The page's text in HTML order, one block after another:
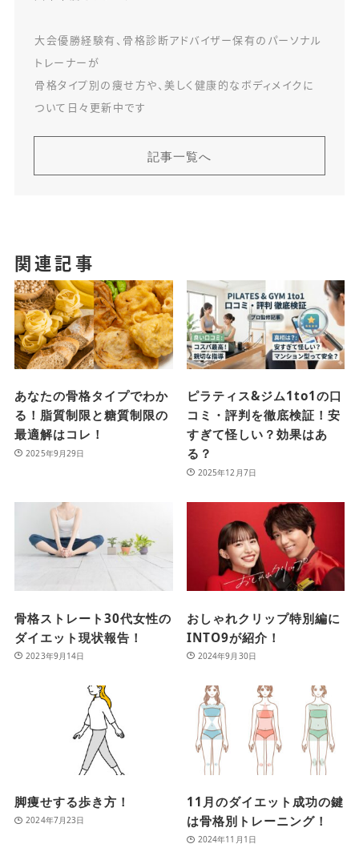
大会優勝経験有、骨格診断アドバイザー保有のパーソナル
トレーナーが
骨格タイプ別の痩せ方や、美しく健康的なボディメイクに
ついて日々更新中です
記事一覧へ
関連記事
あなたの骨格タイプでわか
る！脂質制限と糖質制限の
最適解はコレ！
2025年9月29日
ピラティス&ジム1to1の口
コミ・評判を徹底検証！安
すぎて怪しい？効果はあ
る？
2025年12月7日
骨格ストレート30代女性の
ダイエット現状報告！
2023年9月14日
おしゃれクリップ特別編に
INTO9が紹介！
2024年9月30日
脚痩せする歩き方！
2024年7月23日
11月のダイエット成功の鍵
は骨格別トレーニング！
2024年11月1日